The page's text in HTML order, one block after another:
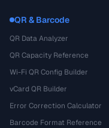
QR & Barcode
QR Data Analyzer
QR Capacity Reference
Wi-Fi QR Config Builder
vCard QR Builder
Error Correction Calculator
Barcode Format Reference